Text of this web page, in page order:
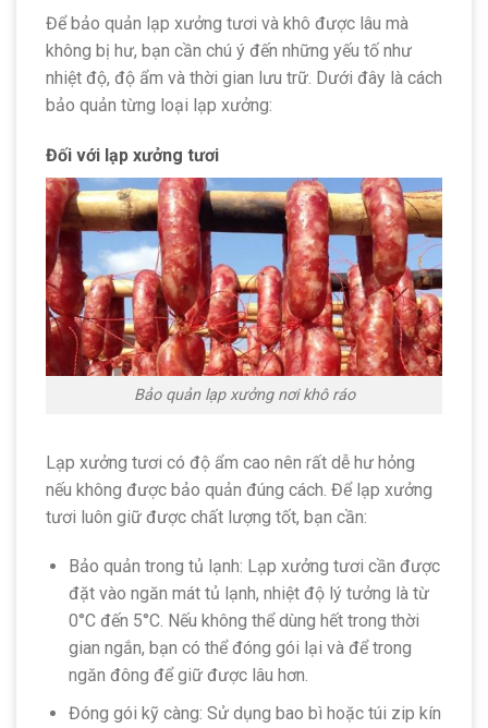
Để bảo quản lạp xưởng tươi và khô được lâu mà
không bị hư, bạn cần chú ý đến những yếu tố như
nhiệt độ, độ ẩm và thời gian lưu trữ. Dưới đây là cách
bảo quản từng loại lạp xưởng:
Đối với lạp xưởng tươi
Bảo quản lạp xưởng nơi khô ráo
Lạp xưởng tươi có độ ẩm cao nên rất dễ hư hỏng
nếu không được bảo quản đúng cách. Để lạp xưởng
tươi luôn giữ được chất lượng tốt, bạn cần:
Bảo quản trong tủ lạnh: Lạp xưởng tươi cần được
đặt vào ngăn mát tủ lạnh, nhiệt độ lý tưởng là từ
0°C đến 5°C. Nếu không thể dùng hết trong thời
gian ngắn, bạn có thể đóng gói lại và để trong
ngăn đông để giữ được lâu hơn.
Đóng gói kỹ càng: Sử dụng bao bì hoặc túi zip kín